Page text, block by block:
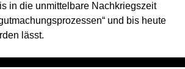
in die unmittelbare Nachkriegszeit
und bis heute
lässt.